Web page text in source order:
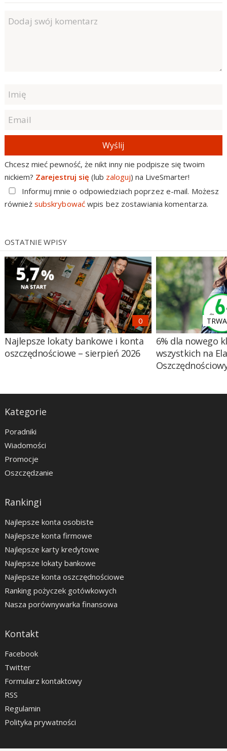
Wyślij
Chcesz mieć pewność, że nikt inny nie podpisze się twoim
nickiem? Zarejestruj się (lub zaloguj) na LiveSmarter!
Informuj mnie o odpowiedziach poprzez e-mail. Możesz
również subskrybowaćwpis bez zostawiania komentarza.
OSTATNIE WPISY
Najlepsze lokaty bankowe i konta
oszczędnościowe – sierpień 2026
6% dla nowego
wszystkich na
Kategorie
Poradniki
Wiadomości
Promocje
Oszczędzanie
Rankingi
Najlepsze konta osobiste
Najlepsze konta firmowe
Najlepsze karty kredytowe
Najlepsze lokaty bankowe
Najlepsze konta oszczędnościowe
Ranking pożyczek gotówkowych
Nasza porównywarka finansowa
Kontakt
Facebook
Twitter
Formularz kontaktowy
RSS
Regulamin
Polityka prywatności